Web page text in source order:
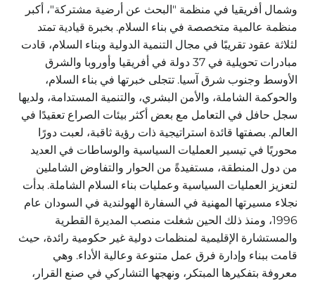
وشمال أفريقيا في منظمة "البحث عن أرضية مشتركة"، أكبر
منظمة عالمية متخصصة في بناء السلام. بخبرة قيادية تمتد
لثلاثة عقود تقريبًا في مجال التنمية الدولية وبناء السلام، قادت
مبادرات تحويلية في 37 دولة في أفريقيا وأوروبا والشرق
الأوسط وجنوب شرق آسيا. تتجلى خبرتها في بناء السلام،
والحوكمة الشاملة، والأمن البشري، والتنمية المستدامة، ولديها
سجل حافل في التعامل مع بعض أكثر بيئات الصراع تعقيدًا في
العالم. بصفتها قائدة استراتيجية ذات رؤية ثاقبة، لعبت دورًا
محوريًا في تيسير العمليات السياسية والوساطات في العديد
من دول المنطقة، مستفيدةً من الحوار والتفاوض الشاملين
لتعزيز العمليات السياسية وعمليات بناء السلام الشاملة. بدأت
نجلاء مسيرتها المهنية في السفارة الهولندية في السودان عام
1996، ومنذ ذلك الحين شغلت منصب المديرة القطرية
والمستشارة الإقليمية لمنظمات دولية غير حكومية رائدة، حيث
قامت ببناء وإدارة فرق عمل متنوعة وعالية الأداء. وهي
معروفة بتفكيرها المبتكر، ونهجها التشاركي في صنع القرار،